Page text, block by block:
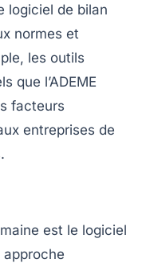
logiciel de bilan
normes et
les outils
que l’ADEME
facteurs
entreprises de
est le logiciel
approche